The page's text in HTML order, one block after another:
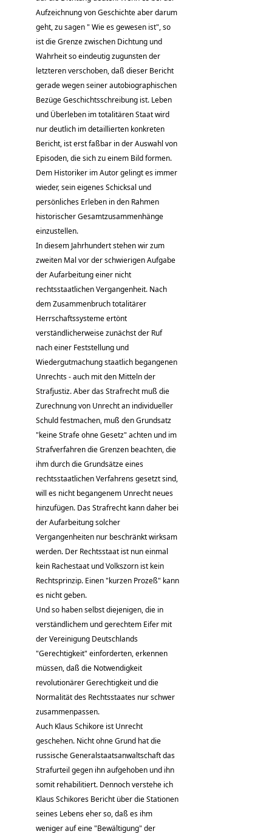
Aufzeichnung von Geschichte aber darum
geht, zu sagen " Wie es gewesen ist", so
ist die Grenze zwischen Dichtung und
Wahrheit so eindeutig zugunsten der
letzteren verschoben, daß dieser Bericht
gerade wegen seiner autobiographischen
Bezüge Geschichtsschreibung ist. Leben
und Überleben im totalitären Staat wird
nur deutlich im detaillierten konkreten
Bericht, ist erst faßbar in der Auswahl von
Episoden, die sich zu einem Bild formen.
Dem Historiker im Autor gelingt es immer
wieder, sein eigenes Schicksal und
persönliches Erleben in den Rahmen
historischer Gesamtzusammenhänge
einzustellen.
In diesem Jahrhundert stehen wir zum
zweiten Mal vor der schwierigen Aufgabe
der Aufarbeitung einer nicht
rechtsstaatlichen Vergangenheit. Nach
dem Zusammenbruch totalitärer
Herrschaftssysteme ertönt
verständlicherweise zunächst der Ruf
nach einer Feststellung und
Wiedergutmachung staatlich begangenen
Unrechts - auch mit den Mitteln der
Strafjustiz. Aber das Strafrecht muß die
Zurechnung von Unrecht an individueller
Schuld festmachen, muß den Grundsatz
"keine Strafe ohne Gesetz" achten und im
Strafverfahren die Grenzen beachten, die
ihm durch die Grundsätze eines
rechtsstaatlichen Verfahrens gesetzt sind,
will es nicht begangenem Unrecht neues
hinzufügen. Das Strafrecht kann daher bei
der Aufarbeitung solcher
Vergangenheiten nur beschränkt wirksam
werden. Der Rechtsstaat ist nun einmal
kein Rachestaat und Volkszorn ist kein
Rechtsprinzip. Einen "kurzen Prozeß" kann
es nicht geben.
Und so haben selbst diejenigen, die in
verständlichem und gerechtem Eifer mit
der Vereinigung Deutschlands
"Gerechtigkeit" einforderten, erkennen
müssen, daß die Notwendigkeit
revolutionärer Gerechtigkeit und die
Normalität des Rechtsstaates nur schwer
zusammenpassen.
Auch Klaus Schikore ist Unrecht
geschehen. Nicht ohne Grund hat die
russische Generalstaatsanwaltschaft das
Strafurteil gegen ihn aufgehoben und ihn
somit rehabilitiert. Dennoch verstehe ich
Klaus Schikores Bericht über die Stationen
seines Lebens eher so, daß es ihm
weniger auf eine "Bewältigung" der